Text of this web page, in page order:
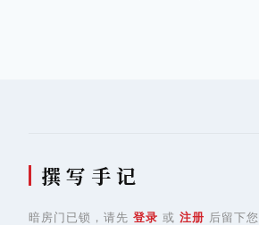
撰 写 手 记
暗房门已锁，请先 登录 或 注册 后留下